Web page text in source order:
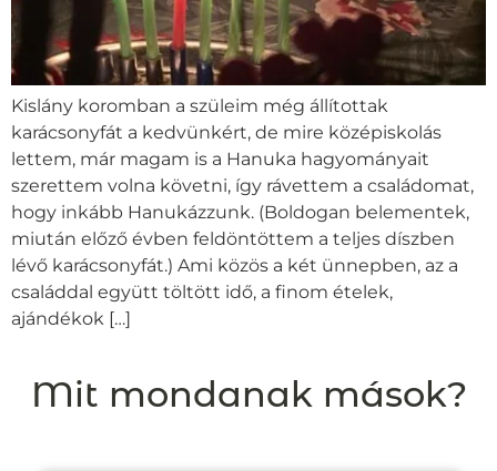
Kislány koromban a szüleim még állítottak
karácsonyfát a kedvünkért, de mire középiskolás
lettem, már magam is a Hanuka hagyományait
szerettem volna követni, így rávettem a családomat,
hogy inkább Hanukázzunk. (Boldogan belementek,
miután előző évben feldöntöttem a teljes díszben
lévő karácsonyfát.) Ami közös a két ünnepben, az a
családdal együtt töltött idő, a finom ételek,
ajándékok […]
Mit mondanak mások?